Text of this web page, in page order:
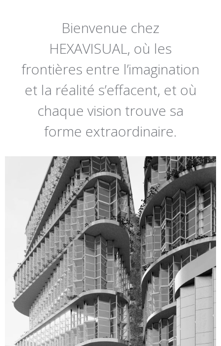
Bienvenue chez
HEXAVISUAL, où les
frontières entre l’imagination
et la réalité s’effacent, et où
chaque vision trouve sa
forme extraordinaire.